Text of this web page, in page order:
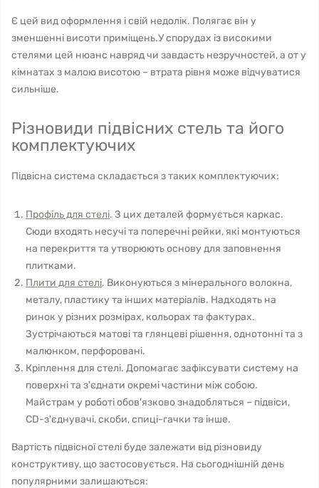
Є цей вид оформлення і свій недолік. Полягає він у
зменшенні висоти приміщень.У спорудах із високими
стелями цей нюанс навряд чи завдасть незручностей, а от у
кімнатах з малою висотою – втрата рівня може відчуватися
сильніше.
Різновиди підвісних стель та його
комплектуючих
Підвісна система складається з таких комплектуючих:
Профіль для стелі. З цих деталей формується каркас.
Сюди входять несучі та поперечні рейки, які монтуються
на перекриття та утворюють основу для заповнення
плитками.
Плити для стелі. Виконуються з мінерального волокна,
металу, пластику та інших матеріалів. Надходять на
ринок у різних розмірах, кольорах та фактурах.
Зустрічаються матові та глянцеві рішення, однотонні та з
малюнком, перфоровані.
Кріплення для стелі. Допомагає зафіксувати систему на
поверхні та з'єднати окремі частини між собою.
Майстрам у роботі обов'язково знадобляться – підвіси,
CD-з'єднувачі, скоби, спиці-гачки та інше.
Вартість підвісної стелі буде залежати від різновиду
конструктиву, що застосовується. На сьогоднішній день
популярними залишаються: